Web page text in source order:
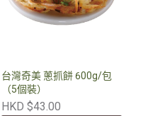
台灣奇美 蔥抓餅 600g/包
（5個裝）
HKD $43.00